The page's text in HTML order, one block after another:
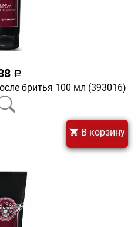
a
бритья 100 мл (393016)
В корзину